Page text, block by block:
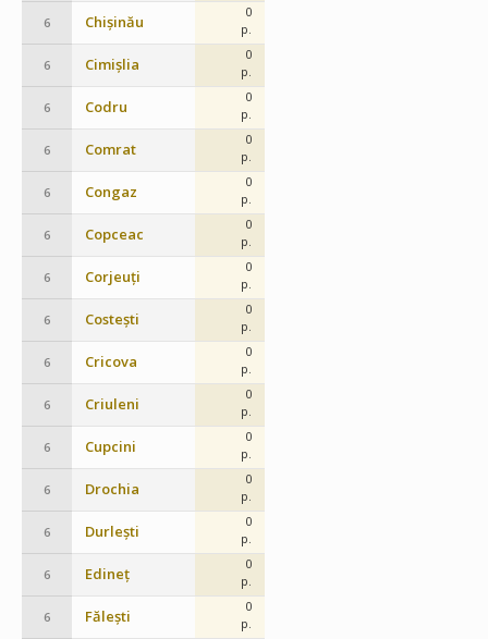
6 Chișinău
0
p.
6 Cimișlia
0
p.
6 Codru
0
p.
6 Comrat
0
p.
6 Congaz
0
p.
6 Copceac
0
p.
6 Corjeuți
0
p.
6 Costești
0
p.
6 Cricova
0
p.
6 Criuleni
0
p.
6 Cupcini
0
p.
6 Drochia
0
p.
6 Durlești
0
p.
6 Edineț
0
p.
6 Fălești
0
p.